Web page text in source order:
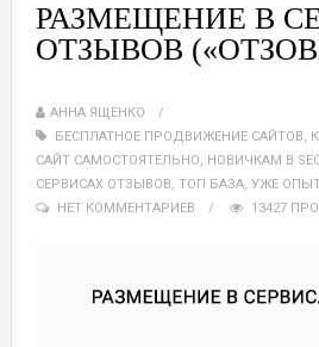
РАЗМЕЩЕНИЕ В
ОТЗЫВОВ
АННА ЯЩЕНКО
БЕСПЛАТНОЕ ПРОДВИЖЕНИЕ САЙТОВ,
САЙТ САМОСТОЯТЕЛЬНО, НОВИЧКАМ В
СЕРВИСАХ ОТЗЫВОВ, ТОП БАЗА, УЖЕ
НЕТ КОММЕНТАРИЕВ
13427